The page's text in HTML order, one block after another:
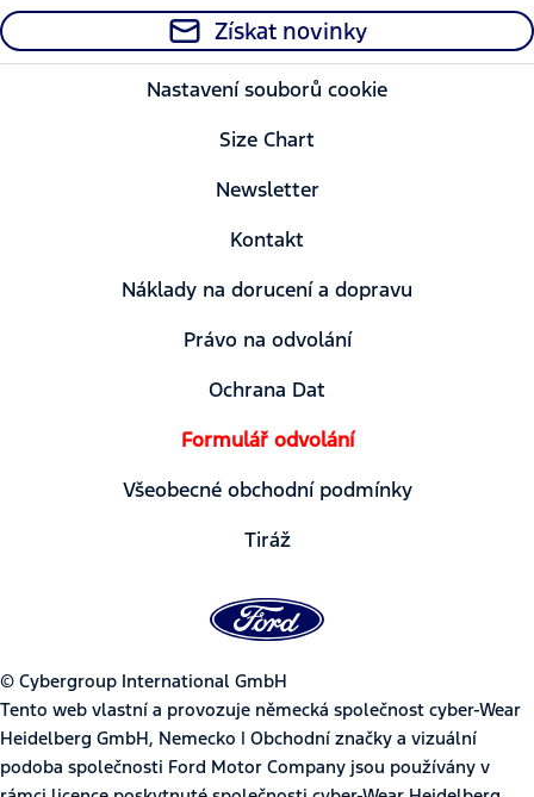
Získat novinky
Nastavení souborů cookie
Size Chart
Newsletter
Kontakt
Náklady na dorucení a dopravu
Právo na odvolání
Ochrana Dat
Formulář odvolání
Všeobecné obchodní podmínky
Tiráž
© Cybergroup International GmbH
Tento web vlastní a provozuje německá společnost cyber-Wear
Heidelberg GmbH, Nemecko | Obchodní značky a vizuální
podoba společnosti Ford Motor Company jsou používány v